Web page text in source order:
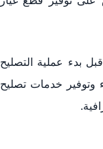
بدء عملية التصليح
وتوفير خدمات تصليح